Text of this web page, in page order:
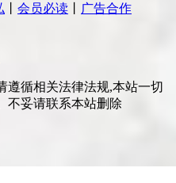
会员必读 广告合作
遵循相关法律法规,本站一切
不妥请联系本站删除